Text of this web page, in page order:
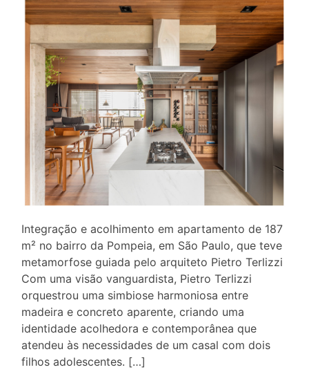
Integração e acolhimento em apartamento de 187
m² no bairro da Pompeia, em São Paulo, que teve
metamorfose guiada pelo arquiteto Pietro Terlizzi
Com uma visão vanguardista, Pietro Terlizzi
orquestrou uma simbiose harmoniosa entre
madeira e concreto aparente, criando uma
identidade acolhedora e contemporânea que
atendeu às necessidades de um casal com dois
filhos adolescentes. […]